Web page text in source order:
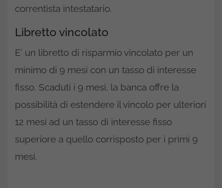
correntista intestatario.
Libretto vincolato
E’ un libretto di risparmio vincolato per un
minimo di 9 mesi con un tasso di interesse
fisso. Scaduti i 9 mesi, la banca offre la
possibilità di estendere il vincolo per ulteriori
12 mesi ad un tasso di interesse fisso
superiore a quello corrisposto per i primi 9
mesi.